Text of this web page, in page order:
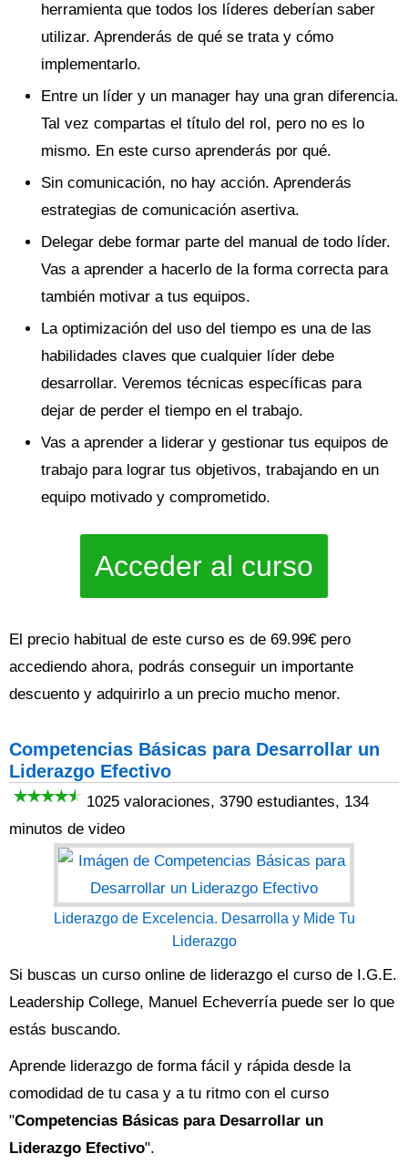
herramienta que todos los líderes deberían saber
utilizar. Aprenderás de qué se trata y cómo
implementarlo.
Entre un líder y un manager hay una gran diferencia.
Tal vez compartas el título del rol, pero no es lo
mismo. En este curso aprenderás por qué.
Sin comunicación, no hay acción. Aprenderás
estrategias de comunicación asertiva.
Delegar debe formar parte del manual de todo líder.
Vas a aprender a hacerlo de la forma correcta para
también motivar a tus equipos.
La optimización del uso del tiempo es una de las
habilidades claves que cualquier líder debe
desarrollar. Veremos técnicas específicas para
dejar de perder el tiempo en el trabajo.
Vas a aprender a liderar y gestionar tus equipos de
trabajo para lograr tus objetivos, trabajando en un
equipo motivado y comprometido.
Acceder al curso
El precio habitual de este curso es de 69.99€ pero
accediendo ahora, podrás conseguir un importante
descuento y adquirirlo a un precio mucho menor.
Competencias Básicas para Desarrollar un
Liderazgo Efectivo
1025 valoraciones, 3790 estudiantes, 134
minutos de video
Liderazgo de Excelencia. Desarrolla y Mide Tu
Liderazgo
Si buscas un curso online de liderazgo el curso de I.G.E.
Leadership College, Manuel Echeverría puede ser lo que
estás buscando.
Aprende liderazgo de forma fácil y rápida desde la
comodidad de tu casa y a tu ritmo con el curso
"Competencias Básicas para Desarrollar un
Liderazgo Efectivo".